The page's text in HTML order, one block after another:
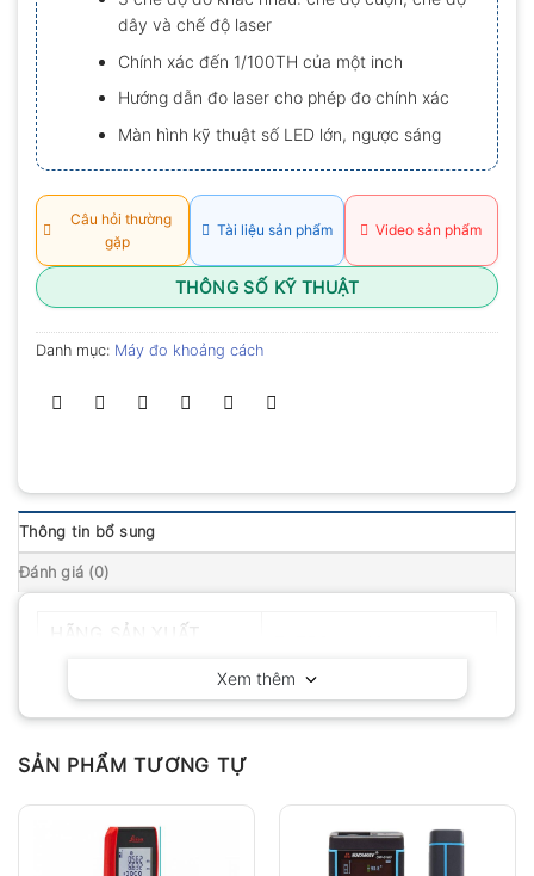
sao
dây và chế độ laser
Chính xác đến 1/100TH của một inch
Hướng dẫn đo laser cho phép đo chính xác
Màn hình kỹ thuật số LED lớn, ngược sáng
Câu hỏi thường
gặp
Tài liệu sản phẩm Video sản phẩm
THÔNG SỐ KỸ THUẬT
Danh mục: Máy đo khoảng cách
Thông tin bổ sung
Đánh giá (0)
Xem thêm
SẢN PHẨM TƯƠNG TỰ